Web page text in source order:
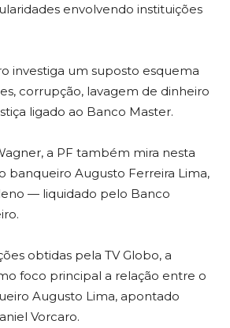
envolvendo instituições
investiga um suposto esquema
corrupção, lavagem de dinheiro
ligado ao Banco Master.
a PF também mira nesta
banqueiro Augusto Ferreira Lima,
— liquidado pelo Banco
obtidas pela TV Globo, a
foco principal a relação entre o
Augusto Lima, apontado
Vorcaro.